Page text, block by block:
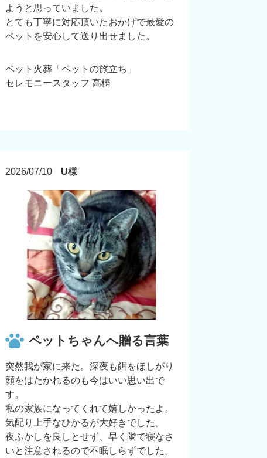
ようと思っていました。
とても丁寧に対応頂いたおかげで最愛の
ペットを安心して送り出せました。
ペット火葬「ペットの旅立ち」
セレモニースタッフ 高橋
2026/07/10 U様
ペットちゃんへ贈る言葉
突然我が家に来た。深夜も餌をほしがり
顔をはたかれるのも今はいい思い出で
す。
私の家族になってくれて嬉しかったよ。
気配り上手なひかるが大好きでした。
夜ふかしを良しとせず、早く隣で寝なさ
いと注意されるので不眠しらずでした。